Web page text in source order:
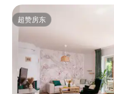
超赞房东
超赞房东